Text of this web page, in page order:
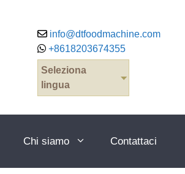
info@dtfoodmachine.com
+8618203674355
Seleziona
lingua
Chi siamo Contattaci